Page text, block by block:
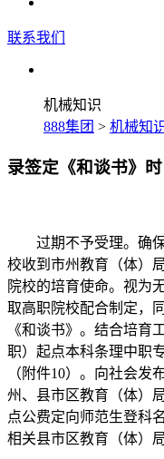
联系我们
机械知识
888集团 > 机械知
录签定《和谈书》时
过期不予受理。确保
校收到市州教育（体）
院校的培育使命。视为
取高职院校配合制定，
《和谈书》。结合培育
职）起点本科条理中职
（附件10）。向社会发
州、县市区教育（体）
点公费定向师范生登科
相关县市区教育（体）